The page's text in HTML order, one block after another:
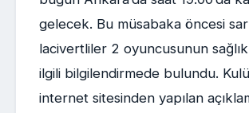
gelecek. Bu müsabaka öncesi
lacivertliler 2 oyuncusunun
ilgili bilgilendirmede bulundu.
internet sitesinden yapılan